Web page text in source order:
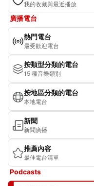
我的收藏與最近播放
廣播電台
熱門電台
最受歡迎電台
按類型分類的電台
15 種音樂類別
按地區分類的電台
本地電台
新聞
新聞廣播
推薦內容
最佳電台清單
Podcasts